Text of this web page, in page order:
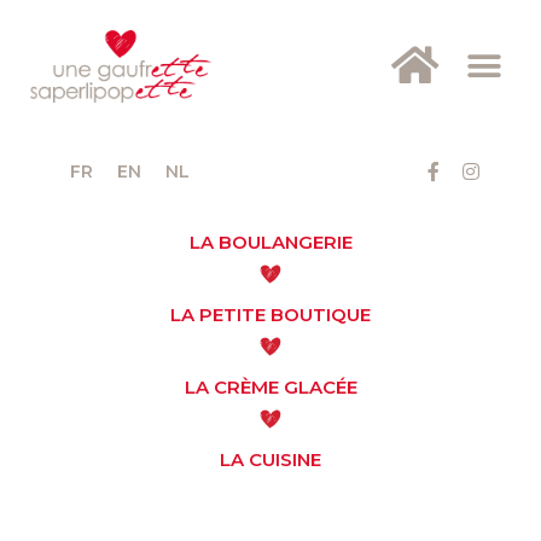
FR EN NL
LA BOULANGERIE
LA PETITE BOUTIQUE
LA CRÈME GLACÉE
LA CUISINE